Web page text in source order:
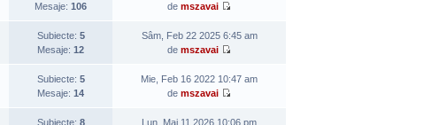
Mesaje: 106
de mszavai
Subiecte: 5
Mesaje: 12
Sâm, Feb 22 2025 6:45 am
de mszavai
Subiecte: 5
Mesaje: 14
Mie, Feb 16 2022 10:47 am
de mszavai
Subiecte: 8
Lun, Mai 11 2026 10:06 pm